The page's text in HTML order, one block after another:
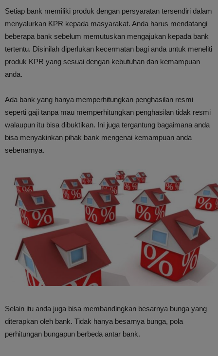
Setiap bank memiliki produk dengan persyaratan tersendiri dalam
menyalurkan KPR kepada masyarakat. Anda harus mendatangi
beberapa bank sebelum memutuskan mengajukan kepada bank
tertentu. Disinilah diperlukan kecermatan bagi anda untuk meneliti
produk KPR yang sesuai dengan kebutuhan dan kemampuan
anda.
Ada bank yang hanya memperhitungkan penghasilan resmi
seperti gaji tanpa mau memperhitungkan penghasilan tidak resmi
walaupun itu bisa dibuktikan. Ini juga tergantung bagaimana anda
bisa menyakinkan pihak bank mengenai kemampuan anda
sebenarnya.
Selain itu anda juga bisa membandingkan besarnya bunga yang
diterapkan oleh bank. Tidak hanya besarnya bunga, pola
perhitungan bungapun berbeda antar bank.